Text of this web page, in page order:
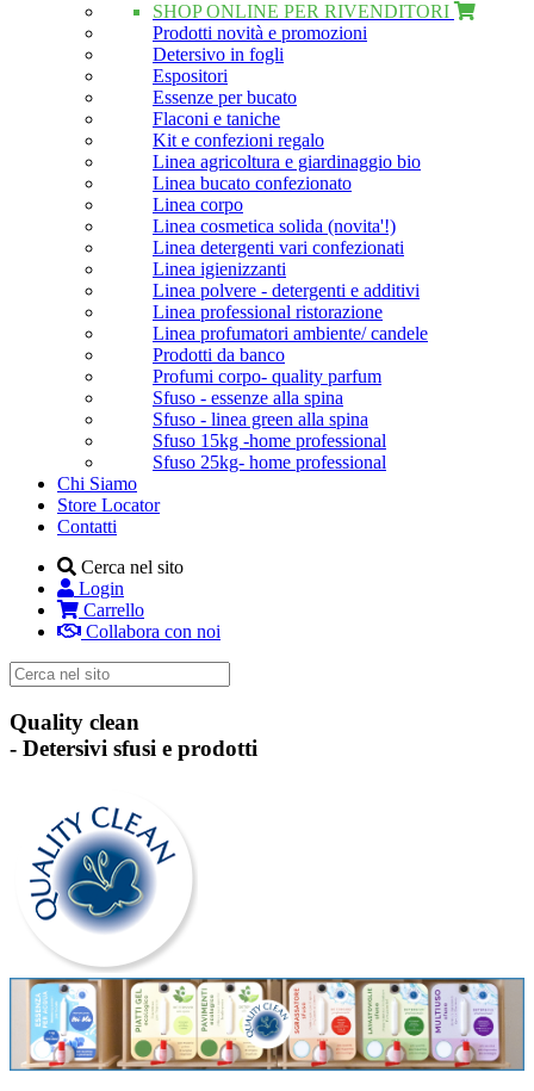
SHOP ONLINE PER RIVENDITORI
Prodotti novità e promozioni
Detersivo in fogli
Espositori
Essenze per bucato
Flaconi e taniche
Kit e confezioni regalo
Linea agricoltura e giardinaggio bio
Linea bucato confezionato
Linea corpo
Linea cosmetica solida (novita'!)
Linea detergenti vari confezionati
Linea igienizzanti
Linea polvere - detergenti e additivi
Linea professional ristorazione
Linea profumatori ambiente/ candele
Prodotti da banco
Profumi corpo- quality parfum
Sfuso - essenze alla spina
Sfuso - linea green alla spina
Sfuso 15kg -home professional
Sfuso 25kg- home professional
Chi Siamo
Store Locator
Contatti
Cerca nel sito
Login
Carrello
Collabora con noi
Quality clean
- Detersivi sfusi e prodotti